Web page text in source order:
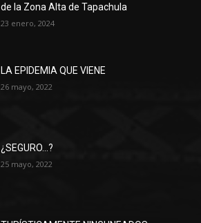
de la Zona Alta de Tapachula
23 enero, 2024
LA EPIDEMIA QUE VIENE
26 mayo, 2022
¿SEGURO…?
25 mayo, 2022